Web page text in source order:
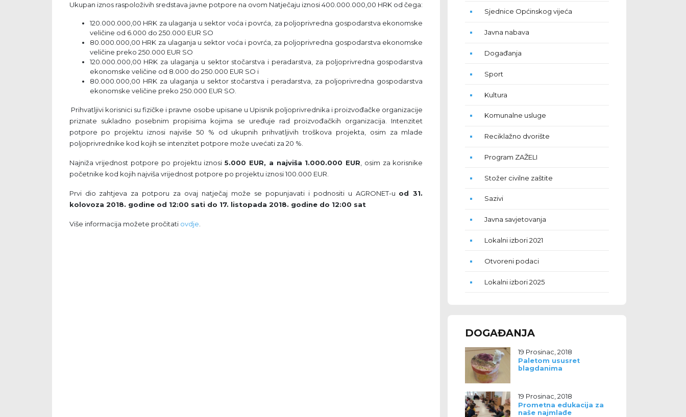
Ukupan iznos raspoloživih sredstava javne potpore na ovom Natječaju iznosi 400.000.000,00 HRK od čega:
120.000.000,00 HRK za ulaganja u sektor voća i povrća, za poljoprivredna gospodarstva ekonomske
veličine od 6.000 do 250.000 EUR SO
80.000.000,00 HRK za ulaganja u sektor voća i povrća, za poljoprivredna gospodarstva ekonomske
veličine preko 250.000 EUR SO
120.000.000,00 HRK za ulaganja u sektor stočarstva i peradarstva, za poljoprivredna gospodarstva
ekonomske veličine od 8.000 do 250.000 EUR SO i
80.000.000,00 HRK za ulaganja u sektor stočarstva i peradarstva, za poljoprivredna gospodarstva
ekonomske veličine preko 250.000 EUR SO.
Prihvatljivi korisnici su fizičke i pravne osobe upisane u Upisnik poljoprivrednika i proizvođačke organizacije
priznate sukladno posebnim propisima kojima se uređuje rad proizvođačkih organizacija. Intenzitet
potpore po projektu iznosi najviše 50 % od ukupnih prihvatljivih troškova projekta, osim za mlade
poljoprivrednike kod kojih se intenzitet potpore može uvećati za 20 %.
Najniža vrijednost potpore po projektu iznosi5.000 EUR, a najviša 1.000.000 EUR, osim za korisnike
početnike kod kojih najviša vrijednost potpore po projektu iznosi 100.000 EUR.
Prvi dio zahtjeva za potporu za ovaj natječaj može se popunjavati i podnositi u AGRONET-u od 31.
kolovoza 2018. godine od 12:00 sati do 17. listopada 2018. godine do 12:00 sat
Više informacija možete pročitati ovdje.
Sjednice Općinskog vijeća
Javna nabava
Događanja
Sport
Kultura
Komunalne usluge
Reciklažno dvorište
Program ZAŽELI
Stožer civilne zaštite
Sazivi
Javna savjetovanja
Lokalni izbori 2021
Otvoreni podaci
Lokalni izbori 2025
DOGAĐANJA
19 Prosinac, 2018
Paletom ususret
blagdanima
19 Prosinac, 2018
Prometna edukacija za
naše najmlađe